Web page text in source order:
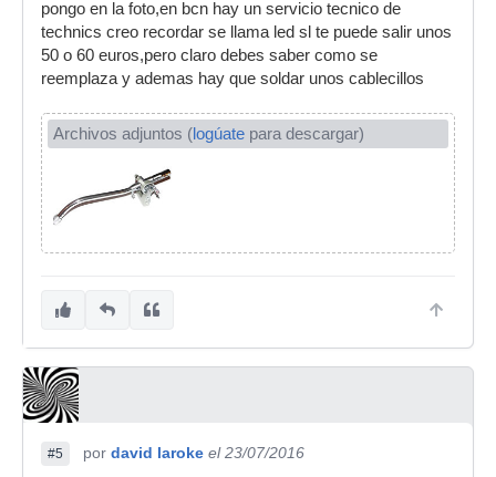
pongo en la foto,en bcn hay un servicio tecnico de
technics creo recordar se llama led sl te puede salir unos
50 o 60 euros,pero claro debes saber como se
reemplaza y ademas hay que soldar unos cablecillos
Archivos adjuntos (logúate para descargar)
#5 por david laroke el 23/07/2016